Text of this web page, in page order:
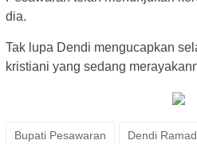
dia.
Tak lupa Dendi mengucapkan
kristiani yang sedang
Bupati Pesawaran Dendi